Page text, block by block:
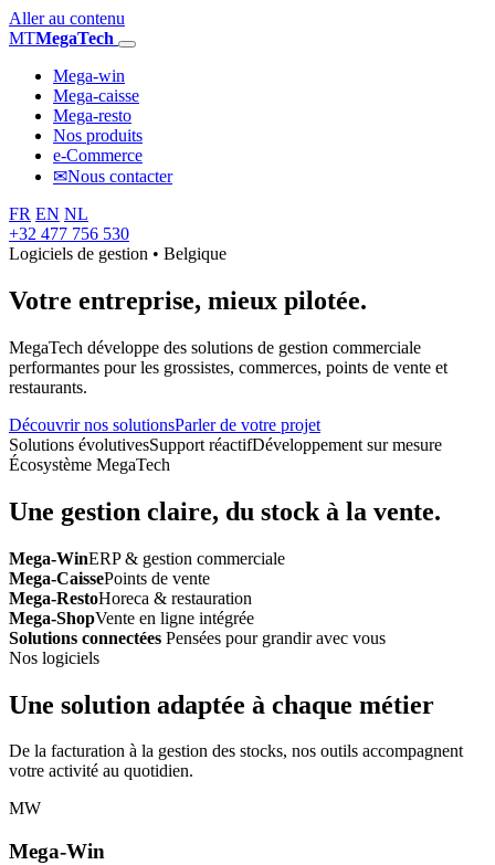
Aller au contenu
MTMegaTech
Mega-win
Mega-caisse
Mega-resto
Nos produits
e-Commerce
✉Nous contacter
FR EN NL
+32 477 756 530
Logiciels de gestion • Belgique
Votre entreprise, mieux pilotée.
MegaTech développe des solutions de gestion commerciale
performantes pour les grossistes, commerces, points de vente et
restaurants.
Découvrir nos solutionsParler de votre projet
Solutions évolutivesSupport réactifDéveloppement sur mesure
Écosystème MegaTech
Une gestion claire, du stock à la vente.
Mega-WinERP & gestion commerciale
Mega-CaissePoints de vente
Mega-RestoHoreca & restauration
Mega-ShopVente en ligne intégrée
Solutions connectées Pensées pour grandir avec vous
Nos logiciels
Une solution adaptée à chaque métier
De la facturation à la gestion des stocks, nos outils accompagnent
votre activité au quotidien.
MW
Mega-Win